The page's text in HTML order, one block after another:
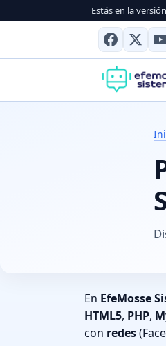
Estás en la
En EfeMosse
HTML5, PHP,
con redes